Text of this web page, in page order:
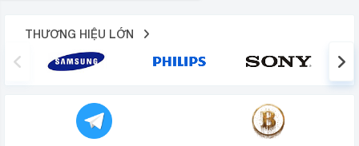
THƯƠNG HIỆU LỚN